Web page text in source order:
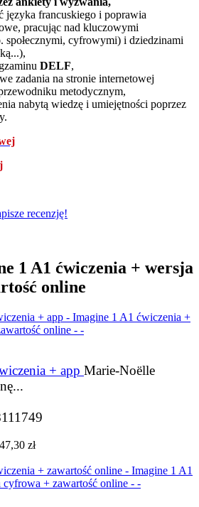
języka francuskiego i poprawia
pracując nad kluczowymi
społecznymi, cyfrowymi) i dziedzinami
DELF,
zadania na stronie internetowej
metodycznym,
nabytą wiedzę i umiejętności poprzez
recenzję!
1 A1 ćwiczenia + wersja
online
+ app Marie-Noëlle
47,30 zł